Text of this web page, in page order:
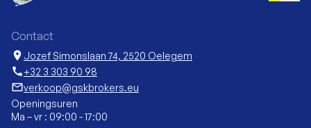
Contact
location_on Jozef Simonslaan 74, 2520 Oelegem
call+32 3 303 90 98
mail_outlineverkoop@gskbrokers.eu
Openingsuren
Ma – vr : 09:00 - 17:00